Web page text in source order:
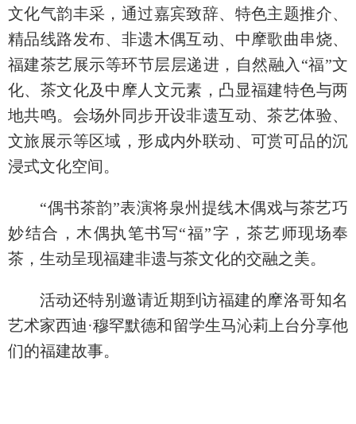
文化气韵丰采，通过嘉宾致辞、特色主题推介、
精品线路发布、非遗木偶互动、中摩歌曲串烧、
福建茶艺展示等环节层层递进，自然融入“福”文
化、茶文化及中摩人文元素，凸显福建特色与两
地共鸣。会场外同步开设非遗互动、茶艺体验、
文旅展示等区域，形成内外联动、可赏可品的沉
浸式文化空间。
“偶书茶韵”表演将泉州提线木偶戏与茶艺巧
妙结合，木偶执笔书写“福”字，茶艺师现场奉
茶，生动呈现福建非遗与茶文化的交融之美。
活动还特别邀请近期到访福建的摩洛哥知名
艺术家西迪·穆罕默德和留学生马沁莉上台分享他
们的福建故事。